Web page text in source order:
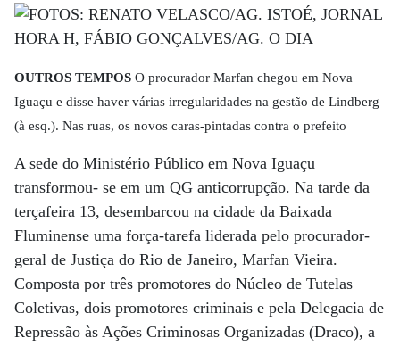
OUTROS TEMPOS O procurador Marfan chegou em Nova
Iguaçu e disse haver várias irregularidades na gestão de Lindberg
(à esq.). Nas ruas, os novos caras-pintadas contra o prefeito
A sede do Ministério Público em Nova Iguaçu
transformou- se em um QG anticorrupção. Na tarde da
terçafeira 13, desembarcou na cidade da Baixada
Fluminense uma força-tarefa liderada pelo procurador-
geral de Justiça do Rio de Janeiro, Marfan Vieira.
Composta por três promotores do Núcleo de Tutelas
Coletivas, dois promotores criminais e pela Delegacia de
Repressão às Ações Criminosas Organizadas (Draco), a